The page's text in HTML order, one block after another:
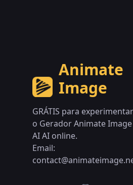
Animate
Image
GRÁTIS para experimentar
o Gerador Animate Image
AI AI online.
Email: